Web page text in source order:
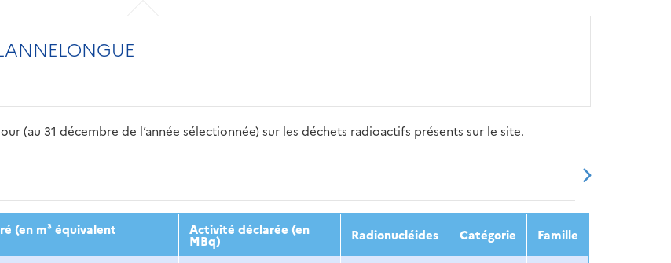
(au 31 décembre de l’année sélectionnée) sur les déchets radioactifs présents sur le site.
2017 2018 2019 2020 2021 2022 2023
(en m³ équivalent Activité déclarée (en
MBq) Radionucléides Catégorie Famille